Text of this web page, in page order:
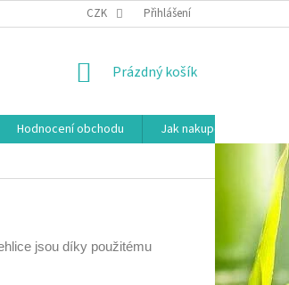
HODNOCENÍ OBCHODU MOJE OBJEDNÁVKA
CZK Přihlášení
NÁKUPNÍ
Prázdný košík
Hodnocení obchodu Jak nakupovat
jsou díky použitému